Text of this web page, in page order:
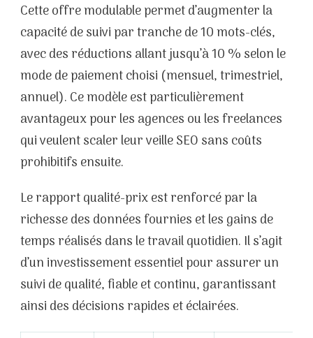
Cette offre modulable permet d’augmenter la
capacité de suivi par tranche de 10 mots-clés,
avec des réductions allant jusqu’à 10 % selon le
mode de paiement choisi (mensuel, trimestriel,
annuel). Ce modèle est particulièrement
avantageux pour les agences ou les freelances
qui veulent scaler leur veille SEO sans coûts
prohibitifs ensuite.
Le rapport qualité-prix est renforcé par la
richesse des données fournies et les gains de
temps réalisés dans le travail quotidien. Il s’agit
d’un investissement essentiel pour assurer un
suivi de qualité, fiable et continu, garantissant
ainsi des décisions rapides et éclairées.